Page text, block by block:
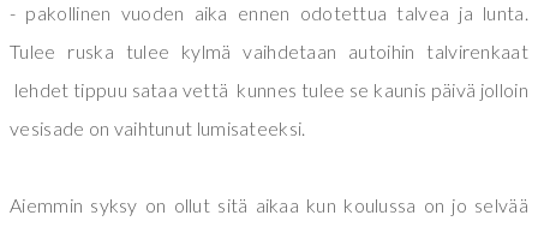
- pakollinen vuoden aika ennen odotettua talvea ja lunta.
Tulee ruska tulee kylmä vaihdetaan autoihin talvirenkaat
lehdet tippuu sataa vettä kunnes tulee se kaunis päivä jolloin
vesisade on vaihtunut lumisateeksi.
Aiemmin syksy on ollut sitä aikaa kun koulussa on jo selvää